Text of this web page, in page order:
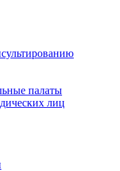
палаты
лиц